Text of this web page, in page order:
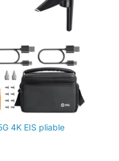
aux lunettes de
pour
une visibilité
et s'assurer que
de votre drone
des séquences
claires. En
causées
4K EIS pliable